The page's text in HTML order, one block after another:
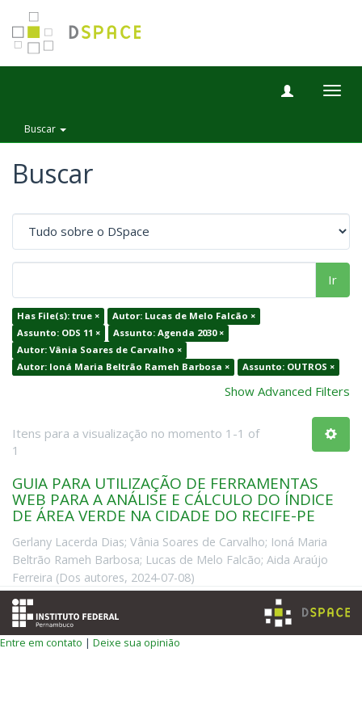
Buscar
Buscar
Ir
Has File(s): true ×
Autor: Lucas de Melo Falcão ×
Assunto: ODS 11 ×
Assunto: Agenda 2030 ×
Autor: Vânia Soares de Carvalho ×
Autor: Ioná Maria Beltrão Rameh Barbosa ×
Assunto: OUTROS ×
Show Advanced Filters
Itens para a visualização no momento 1-1 of
1
GUIA PARA UTILIZAÇÃO DE FERRAMENTAS
WEB PARA A ANÁLISE E CÁLCULO DO ÍNDICE
DE ÁREA VERDE NA CIDADE DO RECIFE-PE
Gerlany Lacerda Dias; Vânia Soares de Carvalho; Ioná Maria
Beltrão Rameh Barbosa; Lucas de Melo Falcão; Aida Araújo
Ferreira (Dos autores, 2024-07-08)
Entre em contato | Deixe sua opinião